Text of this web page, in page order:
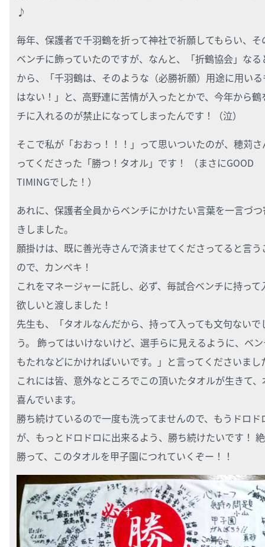
♪
毎年、保護者で千羽鶴を折って神社で祈願してもらい、そ
ベンチに飾っていたのですが、なんと、「折鶴協会」なる
から、「千羽鶴は、そのような（必勝祈願）用途に用い
はない！」と、高野連に苦情が入ったとかで、今年から鶴
チに入れるのが禁止になってしまったんです！（泣）
そこで私が「おおっ！！！」って思いついたのが、穂苅
ってくださった「勝つ！タオル」です！ （まさにGOOD
TIMINGでした！）
あれに、保護者全員からベンチにかけたい言葉を一言づ
きしました。
願掛けは、既に善光寺さんで済ませてくださってると言う
ので、カンペキ！
これをマネージャーに託し、必ず、毎試合ベンチに持って
欲しいと渡しました！
先生も、「タオルなんだから、持って入っても文句ないで
う。 飾ってはいけないけど、選手らに見えるように、ベ
もたれなどにかければいいです。」と言ってくださいまし
これには皆、意外なところでこの頂いたタオルが生きて
喜んでいます。
勝ち続けているので一度も洗ってませんので、もうドロド
が、もっとドロドロに出来るよう、勝ち続けたいです！
勝って、このタオルを甲子園につれていくぞー！！